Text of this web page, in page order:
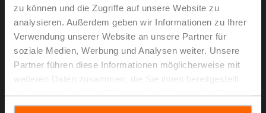
zu können und die Zugriffe auf unsere Website zu
analysieren. Außerdem geben wir Informationen zu Ihrer
Verwendung unserer Website an unsere Partner für
soziale Medien, Werbung und Analysen weiter. Unsere
Partner führen diese Informationen möglicherweise mit
weiteren Daten zusammen, die Sie ihnen bereitgestellt
gesammelt haben.